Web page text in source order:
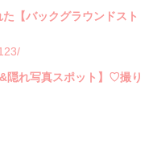
【バックグラウンドスト
隠れ写真スポット】♡撮り